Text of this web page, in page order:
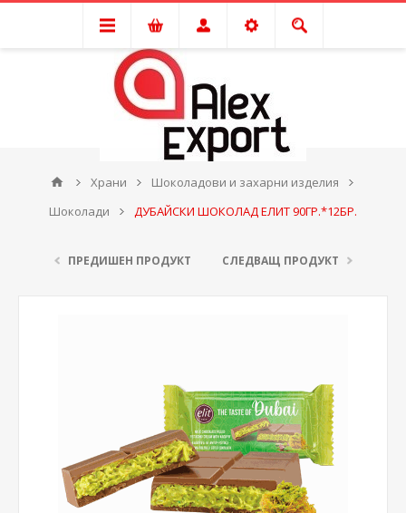
Храни
Шоколадови и захарни изделия
Шоколади
ДУБАЙСКИ ШОКОЛАД ЕЛИТ 90ГР.*12БР.
ПРЕДИШЕН ПРОДУКТ СЛЕДВАЩ ПРОДУКТ